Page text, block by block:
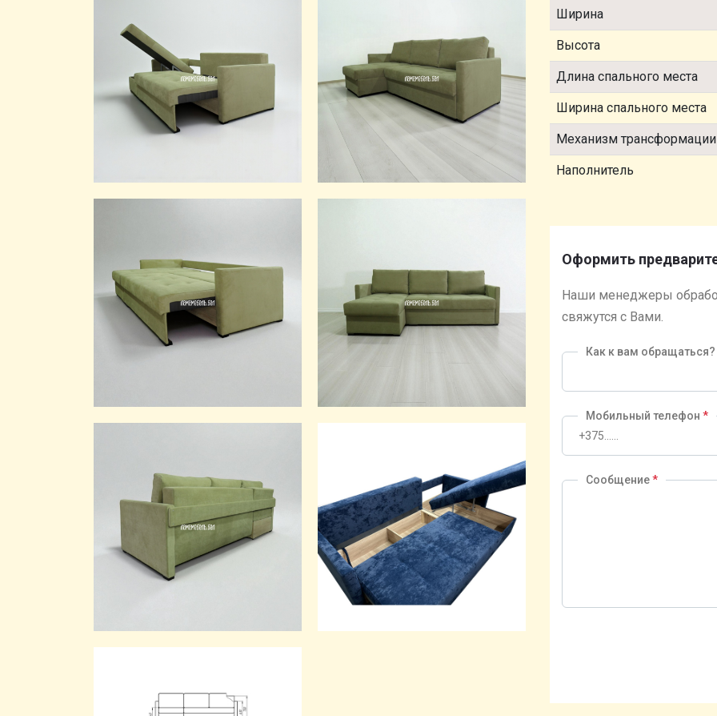
Ширина
Высота
Длина спального места
Ширина спального места
Механизм трансформации
Наполнитель
Оформить
Наши менеджеры
свяжутся с Вами.
Как к вам обращаться?
Мобильный телефон *
Сообщение*